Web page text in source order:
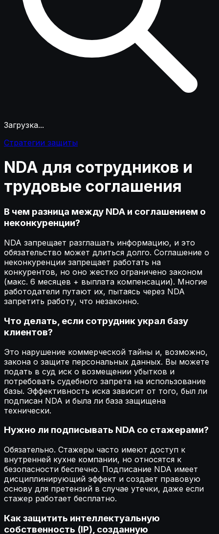
Загрузка...
Стратегии защиты
NDA для сотрудников и
трудовые соглашения
В чем разница между NDA и соглашением о
неконкуренции?
NDA запрещает разглашать информацию, и это
обязательство может длиться долго. Соглашение о
неконкуренции запрещает работать на
конкурентов, но оно жестко ограничено законом
(макс. 6 месяцев + выплата компенсации). Многие
работодатели путают их, пытаясь через NDA
запретить работу, что незаконно.
Что делать, если сотрудник украл базу
клиентов?
Это нарушение коммерческой тайны и, возможно,
закона о защите персональных данных. Вы можете
подать в суд иск о возмещении убытков и
потребовать судебного запрета на использование
базы. Эффективность иска зависит от того, был ли
подписан NDA и была ли база защищена
технически.
Нужно ли подписывать NDA со стажерами?
Обязательно. Стажеры часто имеют доступ к
внутренней кухне компании, но относятся к
безопасности беспечно. Подписание NDA имеет
дисциплинирующий эффект и создает правовую
основу для претензий в случае утечки, даже если
стажер работает бесплатно.
Как защитить интеллектуальную
собственность (IP), созданную